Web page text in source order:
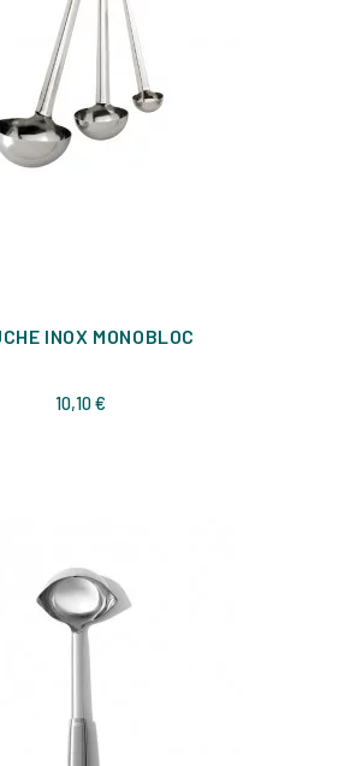
INOX MONOBLOC
10,10 €